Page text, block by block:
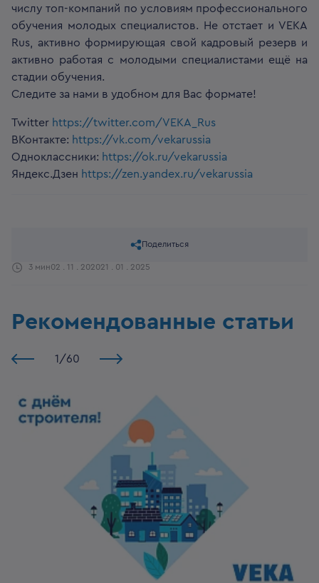
числу топ-компаний по условиям профессионального
обучения молодых специалистов. Не отстает и VEKA
Rus, активно формирующая свой кадровый резерв и
активно работая с молодыми специалистами ещё на
стадии обучения.
Следите за нами в удобном для Вас формате!
Twitter https://twitter.com/VEKA_Rus
ВКонтакте: https://vk.com/vekarussia
Одноклассники: https://ok.ru/vekarussia
Яндекс.Дзен https://zen.yandex.ru/vekarussia
3 мин02 . 11 . 202021 . 01 . 2025
Поделиться
Рекомендованные статьи
1 /60